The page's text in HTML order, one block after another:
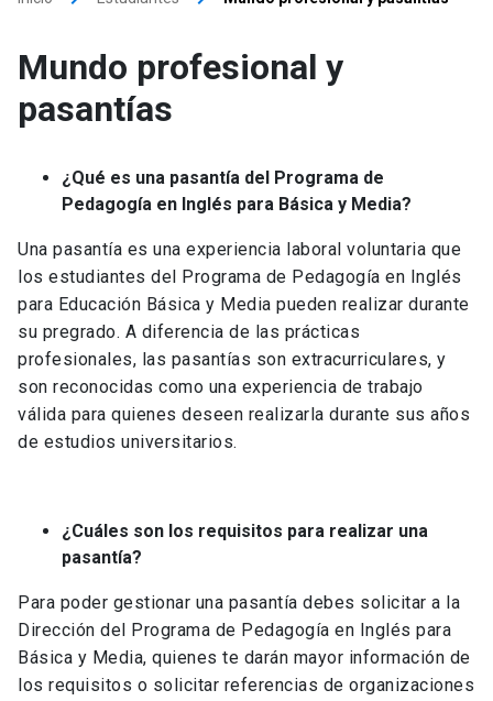
Mundo profesional y
pasantías
¿Qué es una pasantía del Programa de
Pedagogía en Inglés para Básica y Media?
Una pasantía es una experiencia laboral voluntaria que
los estudiantes del Programa de Pedagogía en Inglés
para Educación Básica y Media pueden realizar durante
su pregrado. A diferencia de las prácticas
profesionales, las pasantías son extracurriculares, y
son reconocidas como una experiencia de trabajo
válida para quienes deseen realizarla durante sus años
de estudios universitarios.
¿Cuáles son los requisitos para realizar una
pasantía?
Para poder gestionar una pasantía debes solicitar a la
Dirección del Programa de Pedagogía en Inglés para
Básica y Media, quienes te darán mayor información de
los requisitos o solicitar referencias de organizaciones